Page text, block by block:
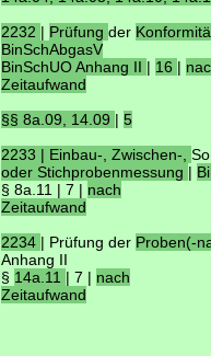
2232 | Prüfungder
BinSchAbgasV
BinSchUO Anhang II | 16 |
Zeitaufwand
§§ 8a.09, 14.09 |5
2233 | Einbau-, Zwischen-,
oder Stichprobenmessung |
§ 8a.11 | 7 | nach
Zeitaufwand
2234 | Prüfung der Proben(-
Anhang II
§ 14a.11 | 7 | nach
Zeitaufwand